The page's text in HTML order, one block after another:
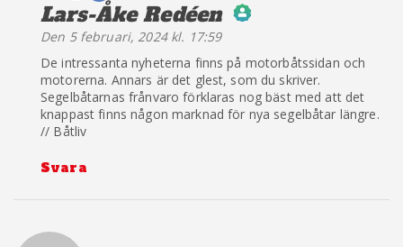
Lars-Åke Redéen säger:
The Real Person
Badge!
Den 5 februari, 2024 kl. 17:59
De intressanta nyheterna finns på motorbåtssidan och
motorerna. Annars är det glest, som du skriver.
Segelbåtarnas frånvaro förklaras nog bäst med att det
knappast finns någon marknad för nya segelbåtar längre.
// Båtliv
Svara